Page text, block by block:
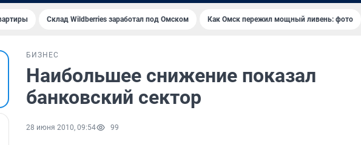
Склад Wildberries заработал под Омском Как Омск пережил мощный ливень: фото
БИЗНЕС
Наибольшее снижение показал
банковский сектор
28 июня 2010, 09:54 99